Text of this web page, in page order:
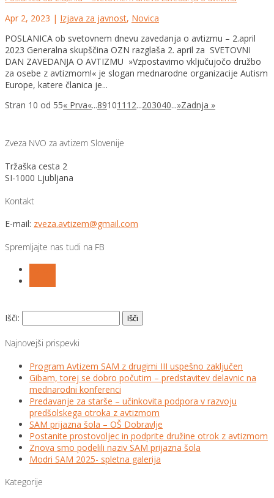
Apr 2, 2023 | Izjava za javnost, Novica
POSLANICA ob svetovnem dnevu zavedanja o avtizmu – 2.april
2023 Generalna skupščina OZN razglaša 2. april za SVETOVNI
DAN ZAVEDANJA O AVTIZMU »Vzpostavimo vključujočo družbo
za osebe z avtizmom!« je slogan mednarodne organizacije Autism
Europe, katere članica je...
Stran 10 od 55« Prva«...891011 12...203040...»Zadnja »
Zveza NVO za avtizem Slovenije
Tržaška cesta 2
SI-1000 Ljubljana
Kontakt
E-mail: zveza.avtizem@gmail.com
Spremljajte nas tudi na FB
Išči:
Najnovejši prispevki
Program Avtizem SAM z drugimi III uspešno zaključen
Gibam, torej se dobro počutim – predstavitev delavnic na
mednarodni konferenci
Predavanje za starše – učinkovita podpora v razvoju
predšolskega otroka z avtizmom
SAM prijazna šola – OŠ Dobravlje
Postanite prostovoljec in podprite družine otrok z avtizmom
Znova smo podelili naziv SAM prijazna šola
Modri SAM 2025- spletna galerija
Kategorije